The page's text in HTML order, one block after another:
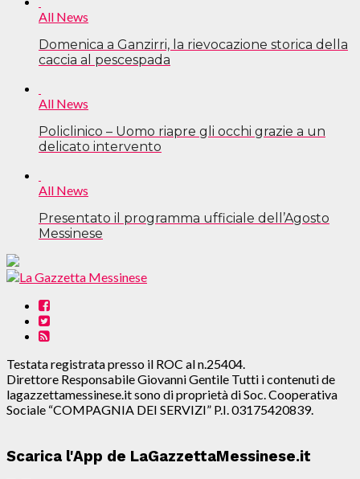
All News
Domenica a Ganzirri, la rievocazione storica della
caccia al pescespada
All News
Policlinico – Uomo riapre gli occhi grazie a un
delicato intervento
All News
Presentato il programma ufficiale dell’Agosto
Messinese
Testata registrata presso il ROC al n.25404.
Direttore Responsabile Giovanni Gentile Tutti i contenuti de
lagazzettamessinese.it sono di proprietà di Soc. Cooperativa
Sociale “COMPAGNIA DEI SERVIZI” P.I. 03175420839.
Scarica l'App de LaGazzettaMessinese.it